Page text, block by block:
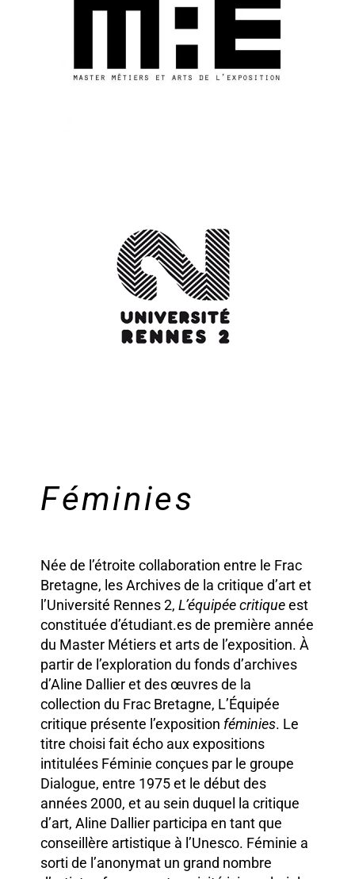
Féminies
Née de l’étroite collaboration entre le Frac
Bretagne, les Archives de la critique d’art et
l’Université Rennes 2,L’équipée critiqueest
constituée d’étudiant.es de première année
du Master Métiers et arts de l’exposition. À
partir de l’exploration du fonds d’archives
d’Aline Dallier et des œuvres de la
collection du Frac Bretagne, L’Équipée
critique présente l’exposition féminies. Le
titre choisi fait écho aux expositions
intitulées Féminie conçues par le groupe
Dialogue, entre 1975 et le début des
années 2000, et au sein duquel la critique
d’art, Aline Dallier participa en tant que
conseillère artistique à l’Unesco. Féminie a
sorti de l’anonymat un grand nombre